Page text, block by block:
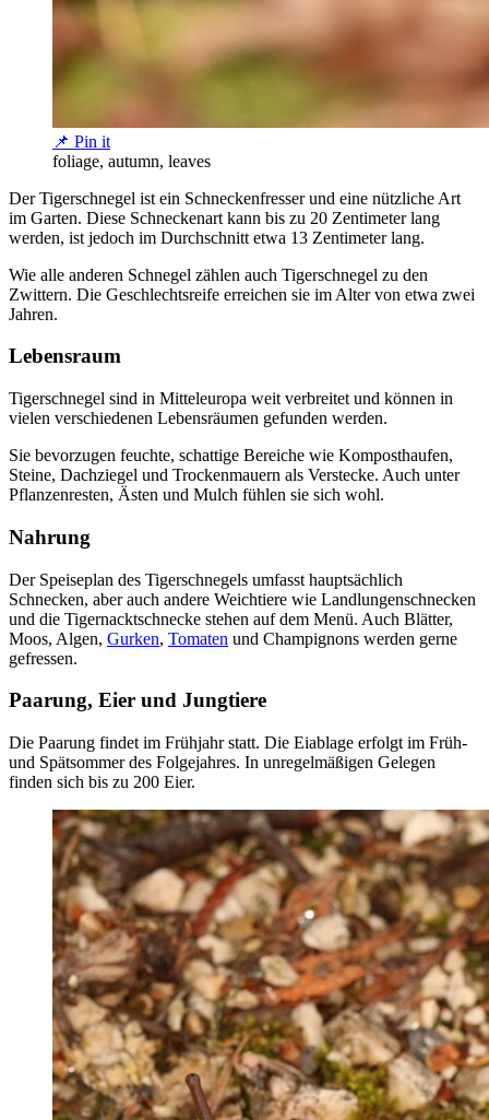
📌 Pin it
foliage, autumn, leaves
Der Tigerschnegel ist ein Schneckenfresser und eine nützliche Art
im Garten. Diese Schneckenart kann bis zu 20 Zentimeter lang
werden, ist jedoch im Durchschnitt etwa 13 Zentimeter lang.
Wie alle anderen Schnegel zählen auch Tigerschnegel zu den
Zwittern. Die Geschlechtsreife erreichen sie im Alter von etwa zwei
Jahren.
Lebensraum
Tigerschnegel sind in Mitteleuropa weit verbreitet und können in
vielen verschiedenen Lebensräumen gefunden werden.
Sie bevorzugen feuchte, schattige Bereiche wie Komposthaufen,
Steine, Dachziegel und Trockenmauern als Verstecke. Auch unter
Pflanzenresten, Ästen und Mulch fühlen sie sich wohl.
Nahrung
Der Speiseplan des Tigerschnegels umfasst hauptsächlich
Schnecken, aber auch andere Weichtiere wie Landlungenschnecken
und die Tigernacktschnecke stehen auf dem Menü. Auch Blätter,
Moos, Algen, Gurken, Tomaten und Champignons werden gerne
gefressen.
Paarung, Eier und Jungtiere
Die Paarung findet im Frühjahr statt. Die Eiablage erfolgt im Früh-
und Spätsommer des Folgejahres. In unregelmäßigen Gelegen
finden sich bis zu 200 Eier.